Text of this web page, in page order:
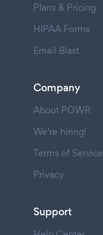
Plans & Pricing
HIPAA Forms
Email Blast
Company
About POWR
We're hiring!
Terms of Service
Privacy
Support